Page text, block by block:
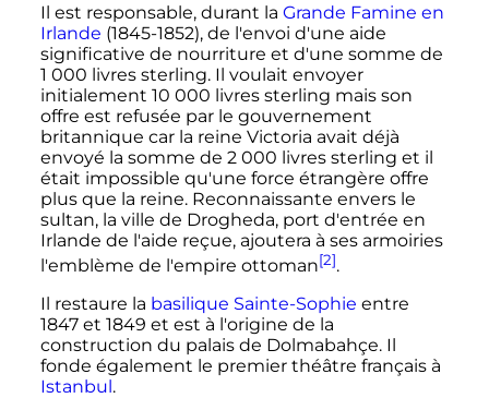
Il est responsable, durant la Grande Famine en
Irlande (1845-1852), de l'envoi d'une aide
significative de nourriture et d'une somme de
1 000 livres sterling. Il voulait envoyer
initialement 10 000 livres sterling mais son
offre est refusée par le gouvernement
britannique car la reine Victoria avait déjà
envoyé la somme de 2 000 livres sterling et il
était impossible qu'une force étrangère offre
plus que la reine. Reconnaissante envers le
sultan, la ville de Drogheda, port d'entrée en
Irlande de l'aide reçue, ajoutera à ses armoiries
l'emblème de l'empire ottoman[2].
Il restaure la basilique Sainte-Sophie entre
1847 et 1849 et est à l'origine de la
construction du palais de Dolmabahçe. Il
fonde également le premier théâtre français à
Istanbul.